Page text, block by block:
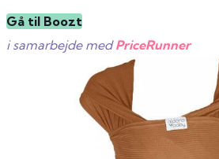
Gå til Boozt
i samarbejde medPriceRunner